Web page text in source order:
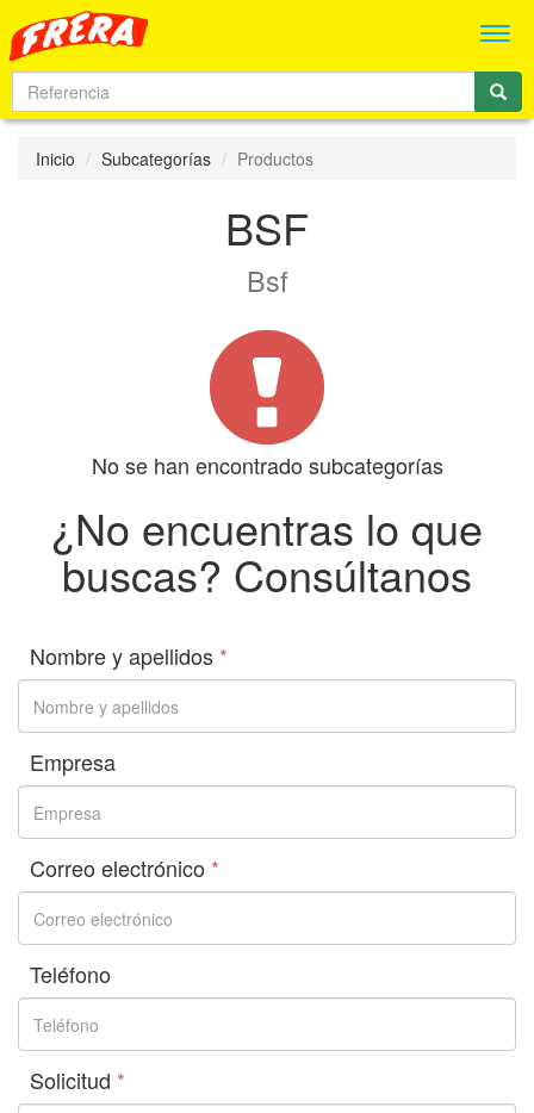
Inicio Subcategorías Productos
BSF
Bsf
No se han encontrado subcategorías
¿No encuentras lo que
buscas? Consúltanos
Nombre y apellidos *
Empresa
Correo electrónico *
Teléfono
Solicitud *